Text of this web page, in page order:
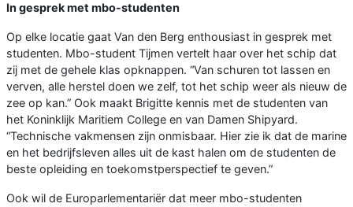
In gesprek met mbo-studenten
Op elke locatie gaat Van den Berg enthousiast in gesprek met
studenten. Mbo-student Tijmen vertelt haar over het schip dat
zij met de gehele klas opknappen. “Van schuren tot lassen en
verven, alle herstel doen we zelf, tot het schip weer als nieuw de
zee op kan.” Ook maakt Brigitte kennis met de studenten van
het Koninklijk Maritiem College en van Damen Shipyard.
“Technische vakmensen zijn onmisbaar. Hier zie ik dat de marine
en het bedrijfsleven alles uit de kast halen om de studenten de
beste opleiding en toekomstperspectief te geven.”
Ook wil de Europarlementariër dat meer mbo-studenten